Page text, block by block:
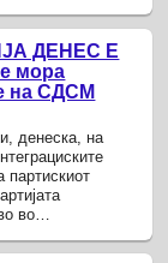
ДЕНЕС Е
мора
на СДСМ
денеска, на
во